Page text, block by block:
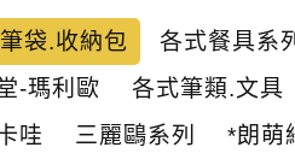
袋.收納包 各式餐具系列
-瑪利歐 各式筆類.文具
哇 三麗鷗系列 *朗萌